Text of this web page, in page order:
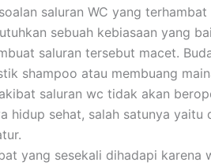
saluran WC yang
sebuah kebiasaan yang
saluran tersebut macet.
shampoo atau membuang
saluran wc tidak akan
hidup sehat, salah satunya
yang sesekali dihadapi